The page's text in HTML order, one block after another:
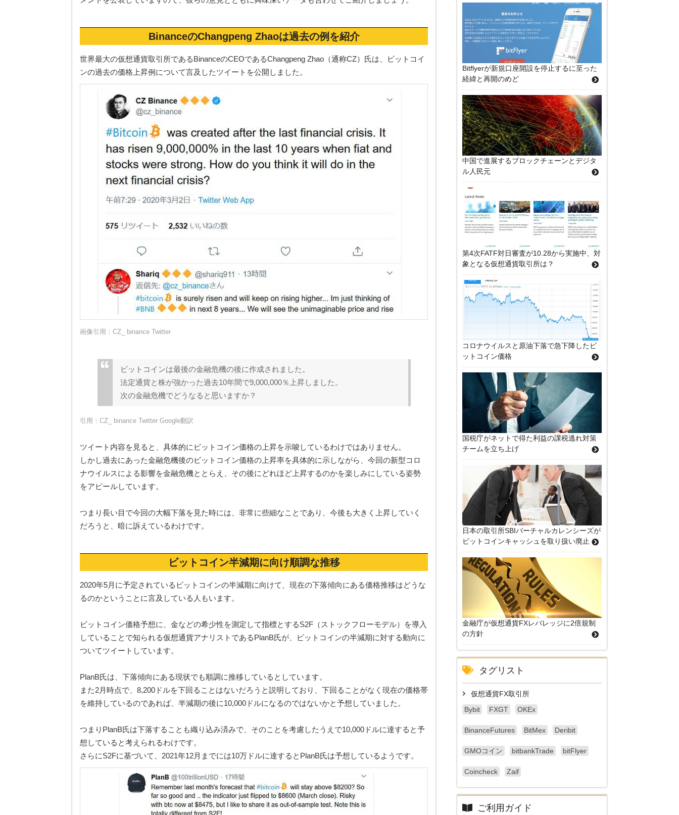
BinanceのChangpeng Zhaoは過去の例を紹介
世界最大の仮想通貨取引所であるBinanceのCEOであるChangpeng Zhao（通称CZ）氏は、ビットコイ
ンの過去の価格上昇例について言及したツイートを公開しました。
画像引用：CZ_ binance Twitter
ビットコインは最後の金融危機の後に作成されました。
法定通貨と株が強かった過去10年間で9,000,000％上昇しました。
次の金融危機でどうなると思いますか？
引用：CZ_ binance Twitter Google翻訳
ツイート内容を見ると、具体的にビットコイン価格の上昇を示唆しているわけではありません。
しかし過去にあった金融危機後のビットコイン価格の上昇率を具体的に示しながら、今回の新型コロ
ナウイルスによる影響を金融危機ととらえ、その後にどれほど上昇するのかを楽しみにしている姿勢
をアピールしています。
つまり長い目で今回の大幅下落を見た時には、非常に些細なことであり、今後も大きく上昇していく
だろうと、暗に訴えているわけです。
ビットコイン半減期に向け順調な推移
2020年5月に予定されているビットコインの半減期に向けて、現在の下落傾向にある価格推移はどうな
るのかということに言及している人もいます。
ビットコイン価格予想に、金などの希少性を測定して指標とするS2F（ストックフローモデル）を導入
していることで知られる仮想通貨アナリストであるPlanB氏が、ビットコインの半減期に対する動向に
ついてツイートしています。
PlanB氏は、下落傾向にある現状でも順調に推移しているとしています。
また2月時点で、8,200ドルを下回ることはないだろうと説明しており、下回ることがなく現在の価格帯
を維持しているのであれば、半減期の後に10,000ドルになるのではないかと予想していました。
つまりPlanB氏は下落することも織り込み済みで、そのことを考慮したうえで10,000ドルに達すると予
想していると考えられるわけです。
さらにS2Fに基づいて、2021年12月までには10万ドルに達するとPlanB氏は予想しているようです。
Bitflyerが新規口座開設を停止するに至った
経緯と再開のめど
中国で進展するブロックチェーンとデジタ
ル人民元
第4次FATF対日審査が10.28から実施中、対
象となる仮想通貨取引所は？
コロナウイルスと原油下落で急下降したビ
ットコイン価格
国税庁がネットで得た利益の課税逃れ対策
チームを立ち上げ
日本の取引所SBIバーチャルカレンシーズが
ビットコインキャッシュを取り扱い廃止
金融庁が仮想通貨FXレバレッジに2倍規制
の方針
タグリスト
仮想通貨FX取引所
Bybit
FXGT OKEx
BinanceFutures BitMex Deribit
GMOコイン bitbankTrade bitFlyer
Coincheck Zaif
ご利用ガイド